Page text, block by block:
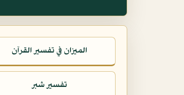
الميزان في تفسير القرآن
تفسير شبر